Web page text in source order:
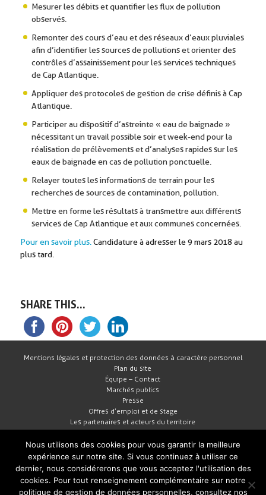
Mesurer les débits et quantifier les flux de pollution
observés.
Remonter des cours d’eau et des réseaux d’eaux pluviales
afin d’identifier les sources de pollutions et orienter des
contrôles d’assainissement pour les services techniques
de Cap Atlantique.
Appliquer des protocoles de gestion de crise définis à Cap
Atlantique.
Participer au dispositif d’astreinte « eau de baignade »
nécessitant un travail possible soir et week-end pour la
réalisation de prélèvements et d’analyses rapides sur les
eaux de baignade en cas de pollution ponctuelle.
Relayer toutes les informations de terrain pour les
recherches de sources de contamination, pollution.
Mettre en forme les résultats à transmettre aux différents
services de Cap Atlantique et aux communes concernées.
Pour en savoir plus. Candidature à adresser le 9 mars 2018 au
plus tard.
SHARE THIS...
Mentions légales et protection des données à caractère personnel
Plan du site
Équipe – Contact
Marchés publics
Presse
Offres d’emploi et de stage
Les partenaires et acteurs du territoire
Nous utilisons des cookies pour vous garantir la meilleure
expérience sur notre site. Si vous continuez à utiliser ce
dernier, nous considérerons que vous acceptez l'utilisation des
cookies. Pour tout renseignement complémentaire sur notre
politique de gestion de données personnelles, consultez nos